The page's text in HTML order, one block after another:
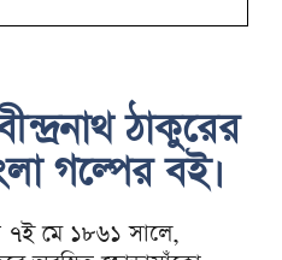
ঠাকুরের
গল্পের বই।
৭ই মে ১৮৬১ সালে,